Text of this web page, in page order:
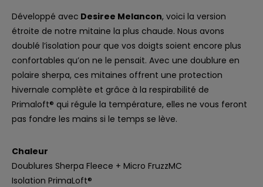
Développé avec Desiree Melancon, voici la version
étroite de notre mitaine la plus chaude. Nous avons
doublé l’isolation pour que vos doigts soient encore plus
confortables qu’on ne le pensait. Avec une doublure en
polaire sherpa, ces mitaines offrent une protection
hivernale complète et grâce à la respirabilité de
Primaloft® qui régule la température, elles ne vous feront
pas fondre les mains si le temps se lève.
Chaleur
Doublures Sherpa Fleece + Micro FruzzMC
Isolation PrimaLoft®